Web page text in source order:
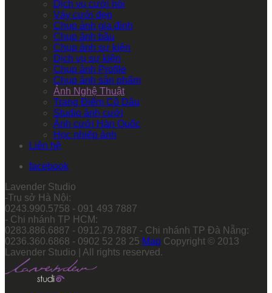
Dịch vụ cưới hỏi
Váy cưới đẹp
Chụp ảnh gia đình
Chụp ảnh bầu
Chụp ảnh sự kiện
Dịch vụ sự kiện
Chụp ảnh Profile
Chụp ảnh sản phẩm
Ảnh Nghệ Thuật
Trang Điểm Cô Dâu
Studio ảnh cưới
Ảnh cưới Hàn Quốc
Học nhiếp ảnh
Liên hệ
facebook
Lavender Studio
-Trụ sở Hà Nội:
0243.990.5758 - 091 493 7887
- Chi nhánh TP HCM:
0283.886.6887 - 0912.79.7887 - Chi nhánh TP Đà Nẵng:
0236.360.6868 - 0902 52 28 25 Map Copyright © 2013
Lavender Studio | All rights reserved.